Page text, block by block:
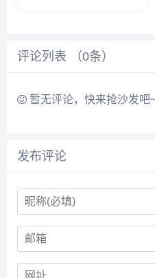
间，我忽然有点恍惚——它没给
我解...
评论列表 （0条）
暂无评论，快来抢沙发吧
发布评论